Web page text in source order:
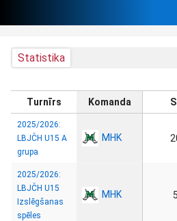
Statistika
Turnīrs Komanda
2025/2026:
LBJČH U15 A
grupa
MHK
2025/2026:
LBJČH U15
Izslēgšanas
spēles
MHK 5